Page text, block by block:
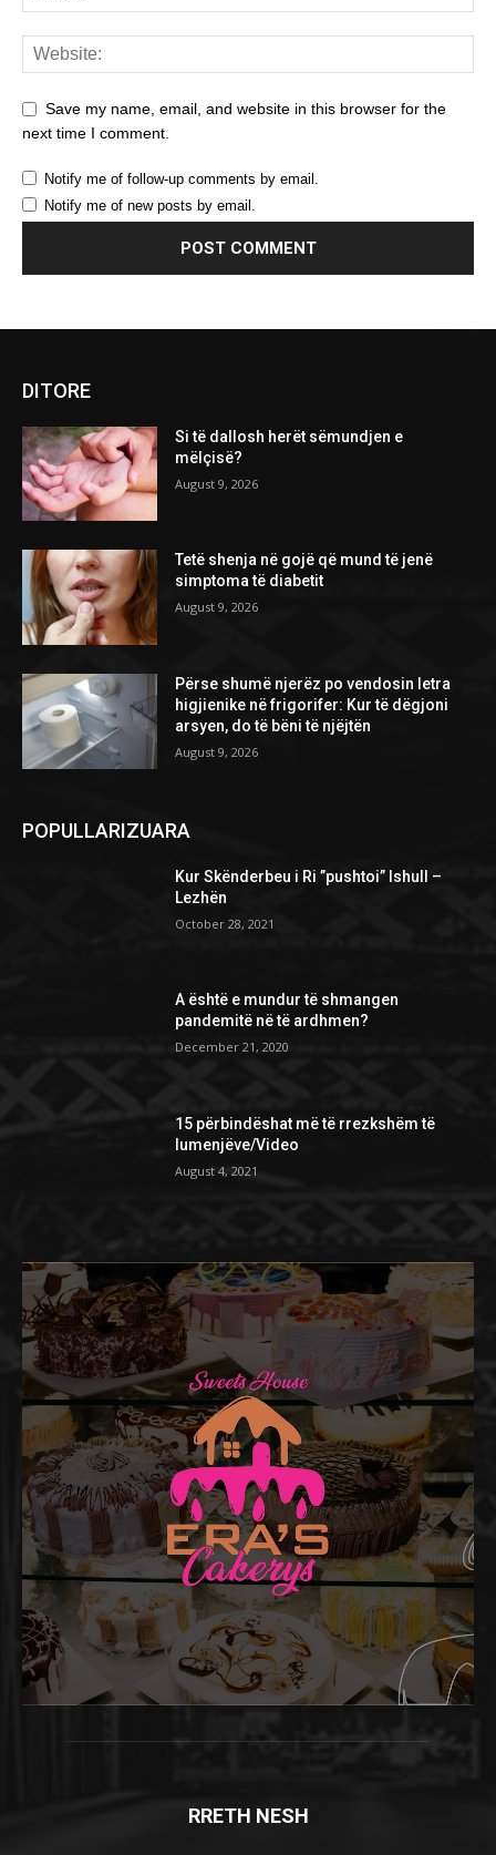
Save my name, email, and website in this browser for the
next time I comment.
Notify me of follow-up comments by email.
Notify me of new posts by email.
DITORE
Si të dallosh herët sëmundjen e
mëlçisë?
August 9, 2026
Tetë shenja në gojë që mund të jenë
simptoma të diabetit
August 9, 2026
Përse shumë njerëz po vendosin letra
higjienike në frigorifer: Kur të dëgjoni
arsyen, do të bëni të njëjtën
August 9, 2026
POPULLARIZUARA
Kur Skënderbeu i Ri ”pushtoi” Ishull –
Lezhën
October 28, 2021
A është e mundur të shmangen
pandemitë në të ardhmen?
December 21, 2020
15 përbindëshat më të rrezkshëm të
lumenjëve/Video
August 4, 2021
RRETH NESH